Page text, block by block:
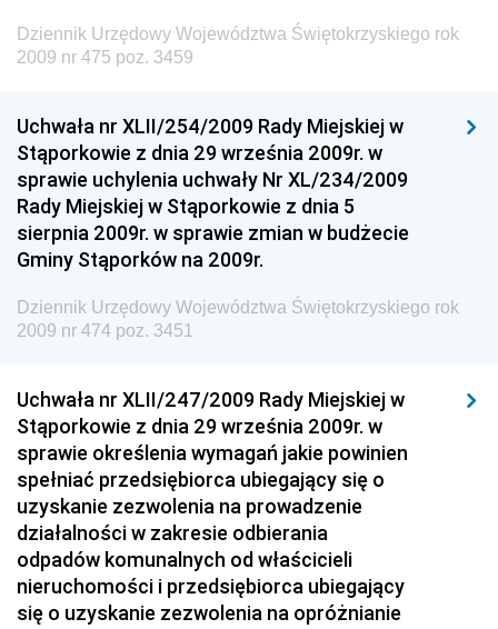
Dziennik Urzędowy Ministra Rodziny, Pracy i Polityki
Społecznej
Dziennik Urzędowy Ministra Rozwoju
Dziennik Urzędowy Ministra Infrastruktury i
Budownictwa
Dziennik Urzędowy Ministra Gospodarki Morskiej i
Żeglugi Śródlądowej
Dziennik Urzędowy Ministra Energii
Dziennik Urzędowy Ministra Finansów
Dziennik Urzędowy Ministra Rozwoju i Finansów
Dziennik Urzędowy Wyższego Urzędu Górniczego
Dziennik Urzędowy Prezesa Urzędu Transportu
Kolejowego
Dziennik Urzędowy Ministra Przedsiębiorczości i
Technologii
Dziennik Urzędowy Ministra Inwestycji i Rozwoju
Dziennik Urzędowy Województwa Świętokrzyskiego rok
2009 nr 475 poz. 3459
Uchwała nr XLII/254/2009 Rady Miejskiej w
Stąporkowie z dnia 29 września 2009r. w
sprawie uchylenia uchwały Nr XL/234/2009
Rady Miejskiej w Stąporkowie z dnia 5
sierpnia 2009r. w sprawie zmian w budżecie
Gminy Stąporków na 2009r.
Dziennik Urzędowy Województwa Świętokrzyskiego rok
2009 nr 474 poz. 3451
Uchwała nr XLII/247/2009 Rady Miejskiej w
Stąporkowie z dnia 29 września 2009r. w
sprawie określenia wymagań jakie powinien
spełniać przedsiębiorca ubiegający się o
uzyskanie zezwolenia na prowadzenie
działalności w zakresie odbierania
odpadów komunalnych od właścicieli
nieruchomości i przedsiębiorca ubiegający
się o uzyskanie zezwolenia na opróżnianie